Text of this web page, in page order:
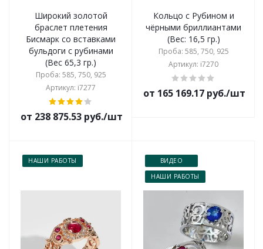
Широкий золотой
браслет плетения
Бисмарк со вставками
бульдоги с рубинами
(Вес 65,3 гр.)
Проба: 585, 750, 925
Артикул: i7277
от 238 875.53 руб./шт
Кольцо с Рубином и
чёрными бриллиантами
(Вес: 16,5 гр.)
Проба: 585, 750, 925
Артикул: i7270
от 165 169.17 руб./шт
НАШИ РАБОТЫ
ВИДЕО
НАШИ РАБОТЫ